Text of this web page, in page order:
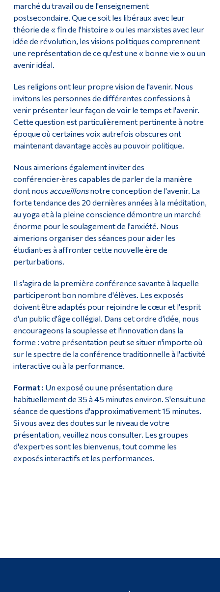
marché du travail ou de l'enseignement
postsecondaire. Que ce soit les libéraux avec leur
théorie de « fin de l'histoire » ou les marxistes avec leur
idée de révolution, les visions politiques comprennent
une représentation de ce qu'est une « bonne vie » ou un
avenir idéal.
Les religions ont leur propre vision de l'avenir. Nous
invitons les personnes de différentes confessions à
venir présenter leur façon de voir le temps et l'avenir.
Cette question est particulièrement pertinente à notre
époque où certaines voix autrefois obscures ont
maintenant davantage accès au pouvoir politique.
Nous aimerions également inviter des
conférencier·ères capables de parler de la manière
dont nous accueillonsnotre conception de l'avenir. La
forte tendance des 20 dernières années à la méditation,
au yoga et à la pleine conscience démontre un marché
énorme pour le soulagement de l'anxiété. Nous
aimerions organiser des séances pour aider les
étudiant·es à affronter cette nouvelle ère de
perturbations.
Il s'agira de la première conférence savante à laquelle
participeront bon nombre d'élèves. Les exposés
doivent être adaptés pour rejoindre le cœur et l'esprit
d'un public d'âge collégial. Dans cet ordre d'idée, nous
encourageons la souplesse et l'innovation dans la
forme : votre présentation peut se situer n'importe où
sur le spectre de la conférence traditionnelle à l'activité
interactive ou à la performance.
Format : Un exposé ou une présentation dure
habituellement de 35 à 45 minutes environ. S'ensuit une
séance de questions d'approximativement 15 minutes.
Si vous avez des doutes sur le niveau de votre
présentation, veuillez nous consulter. Les groupes
d'expert·es sont les bienvenus, tout comme les
exposés interactifs et les performances.